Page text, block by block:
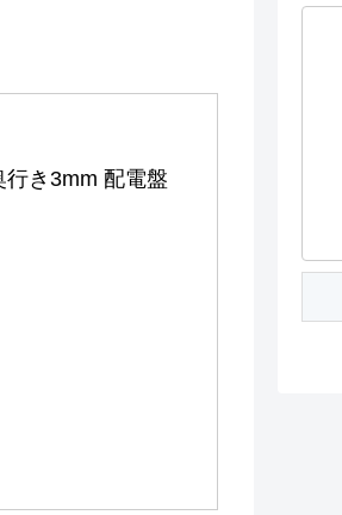
き3mm 配電盤